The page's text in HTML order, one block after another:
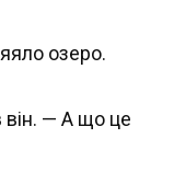
озеро.
він. — А що це